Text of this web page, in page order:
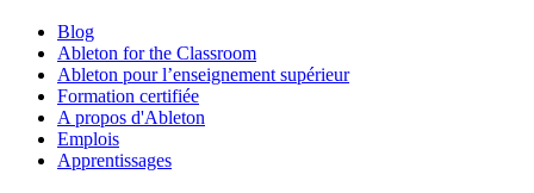
Blog
Ableton for the Classroom
Ableton pour l’enseignement supérieur
Formation certifiée
A propos d'Ableton
Emplois
Apprentissages